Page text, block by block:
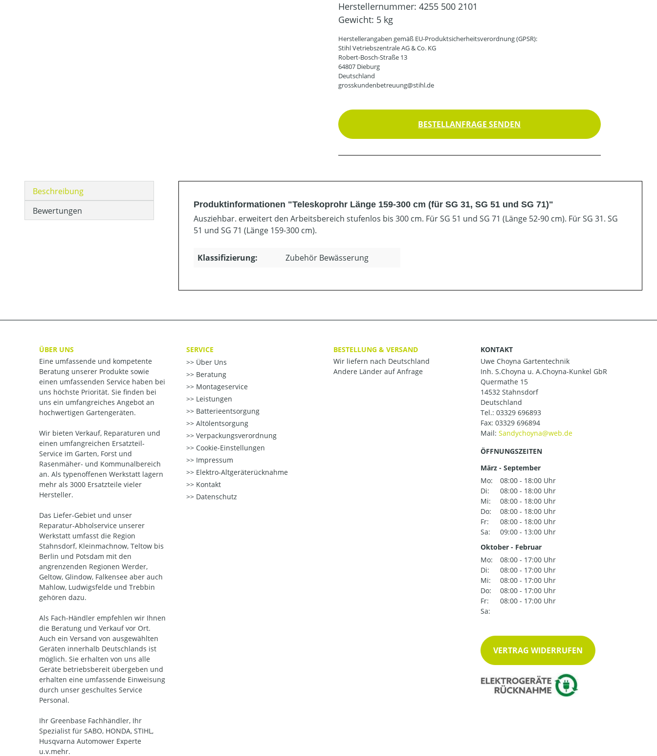
Herstellernummer: 4255 500 2101
Gewicht: 5 kg
Herstellerangaben gemäß EU-Produktsicherheitsverordnung (GPSR):
Stihl Vetriebszentrale AG & Co. KG
Robert-Bosch-Straße 13
64807 Dieburg
Deutschland
grosskundenbetreuung@stihl.de
BESTELLANFRAGE SENDEN
Beschreibung
Bewertungen
Produktinformationen "Teleskoprohr Länge 159-300 cm (für SG 31, SG 51 und SG 71)"
Ausziehbar. erweitert den Arbeitsbereich stufenlos bis 300 cm. Für SG 51 und SG 71 (Länge 52-90 cm). Für SG 31. SG
51 und SG 71 (Länge 159-300 cm).
Klassifizierung: Zubehör Bewässerung
ÜBER UNS
Eine umfassende und kompetente
Beratung unserer Produkte sowie
einen umfassenden Service haben bei
uns höchste Priorität. Sie finden bei
uns ein umfangreiches Angebot an
hochwertigen Gartengeräten.
Wir bieten Verkauf, Reparaturen und
einen umfangreichen Ersatzteil-
Service im Garten, Forst und
Rasenmäher- und Kommunalbereich
an. Als typenoffenen Werkstatt lagern
mehr als 3000 Ersatzteile vieler
Hersteller.
Das Liefer-Gebiet und unser
Reparatur-Abholservice unserer
Werkstatt umfasst die Region
Stahnsdorf, Kleinmachnow, Teltow bis
Berlin und Potsdam mit den
angrenzenden Regionen Werder,
Geltow, Glindow, Falkensee aber auch
Mahlow, Ludwigsfelde und Trebbin
gehören dazu.
Als Fach-Händler empfehlen wir Ihnen
die Beratung und Verkauf vor Ort.
Auch ein Versand von ausgewählten
Geräten innerhalb Deutschlands ist
möglich. Sie erhalten von uns alle
Geräte betriebsbereit übergeben und
erhalten eine umfassende Einweisung
durch unser geschultes Service
Personal.
Ihr Greenbase Fachhändler, Ihr
Spezialist für SABO, HONDA, STIHL,
Husqvarna Automower Experte
u.v.mehr.
SERVICE
Über Uns
Beratung
Montageservice
Leistungen
Batterieentsorgung
Altölentsorgung
Verpackungsverordnung
Cookie-Einstellungen
Impressum
Elektro-Altgeräterücknahme
Kontakt
Datenschutz
BESTELLUNG & VERSAND
Wir liefern nach Deutschland
Andere Länder auf Anfrage
KONTAKT
Uwe Choyna Gartentechnik
Inh. S.Choyna u. A.Choyna-Kunkel GbR
Quermathe 15
14532 Stahnsdorf
Deutschland
Tel.: 03329 696893
Fax: 03329 696894
Mail:
ÖFFNUNGSZEITEN
März - September
Mo:
08:00 - 18:00 Uhr
Di:
08:00 - 18:00 Uhr
Mi:
08:00 - 18:00 Uhr
Do:
08:00 - 18:00 Uhr
Fr:
08:00 - 18:00 Uhr
Sa:
09:00 - 13:00 Uhr
Oktober - Februar
Mo:
08:00 - 17:00 Uhr
Di:
08:00 - 17:00 Uhr
Mi:
08:00 - 17:00 Uhr
Do:
08:00 - 17:00 Uhr
Fr:
08:00 - 17:00 Uhr
Sa:
VERTRAG WIDERRUFEN